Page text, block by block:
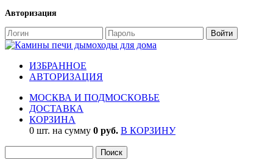
Авторизация
ИЗБРАННОЕ
АВТОРИЗАЦИЯ
МОСКВА И ПОДМОСКОВЬЕ
ДОСТАВКА
КОРЗИНА
0 шт. на сумму 0 руб. В КОРЗИНУ